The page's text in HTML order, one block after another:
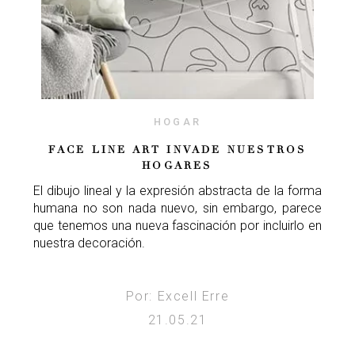
HOGAR
FACE LINE ART INVADE NUESTROS
HOGARES
El dibujo lineal y la expresión abstracta de la forma
humana no son nada nuevo, sin embargo, parece
que tenemos una nueva fascinación por incluirlo en
nuestra decoración.
Por: Excell Erre
21.05.21